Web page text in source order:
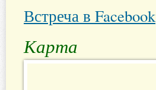
Встреча в Facebook
Карта